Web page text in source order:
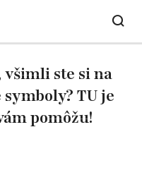
ste si na
TU je
pomôžu!